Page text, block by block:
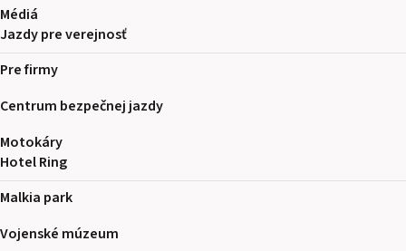
Médiá
Jazdy pre verejnosť
Pre firmy
Centrum bezpečnej jazdy
Motokáry
Hotel Ring
Malkia park
Vojenské múzeum